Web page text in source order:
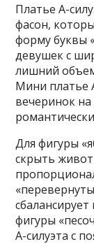
Платье А-
фасон,
форму буквы
девушек с
лишний
Мини платье
вечеринок
Для фигуры
скрыть
фигуры
А-силуэта с